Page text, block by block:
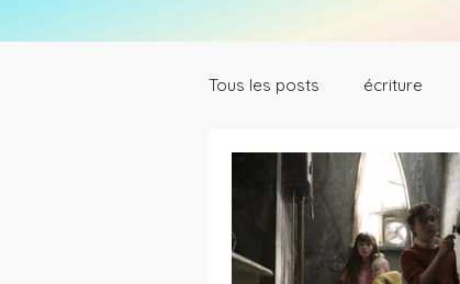
Tous les posts écriture
Les Enfants de Vénus